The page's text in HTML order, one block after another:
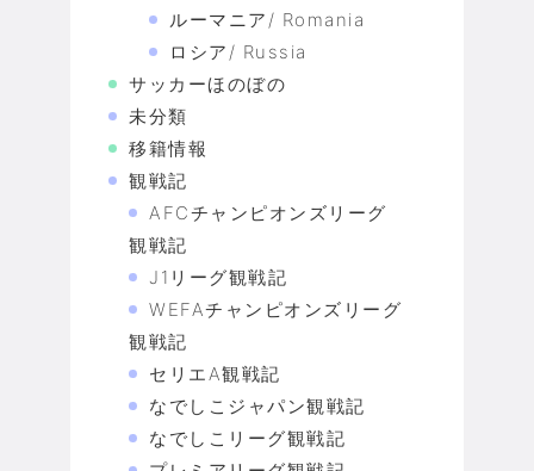
ルーマニア/ Romania
ロシア/ Russia
サッカーほのぼの
未分類
移籍情報
観戦記
AFCチャンピオンズリーグ
観戦記
J1リーグ観戦記
WEFAチャンピオンズリーグ
観戦記
セリエA観戦記
なでしこジャパン観戦記
なでしこリーグ観戦記